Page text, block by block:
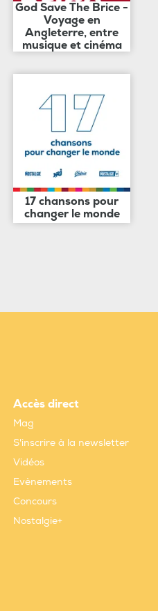
God Save The Brice -
Voyage en
Angleterre, entre
musique et cinéma
17 chansons pour
changer le monde
Accès direct
Mag
S'inscrire à la newsletter
Vidéos
Evènements
Concours
Nostalgie+